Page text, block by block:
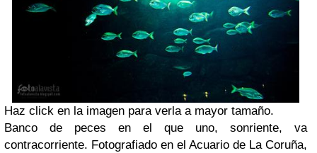
Haz click en la imagen para verla a mayor tamaño.
Banco de peces en el que uno, sonriente, va
contracorriente. Fotografiado en el Acuario de La Coruña,